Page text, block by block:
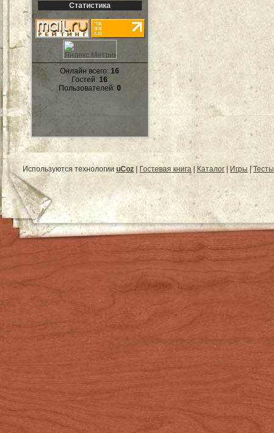
Статистика
Онлайн всего:16
Гостей:16
Пользователей: 0
Используются технологии uCoz Гостевая книга| Каталог Игры |Тесты